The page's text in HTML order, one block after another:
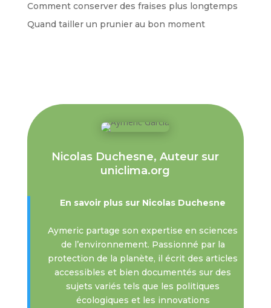
Comment conserver des fraises plus longtemps
Quand tailler un prunier au bon moment
Nicolas Duchesne, Auteur sur
uniclima.org
En savoir plus sur Nicolas Duchesne
Aymeric partage son expertise en sciences
de l’environnement. Passionné par la
protection de la planète, il écrit des articles
accessibles et bien documentés sur des
sujets variés tels que les politiques
écologiques et les innovations